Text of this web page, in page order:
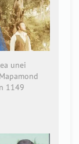
unei
1149